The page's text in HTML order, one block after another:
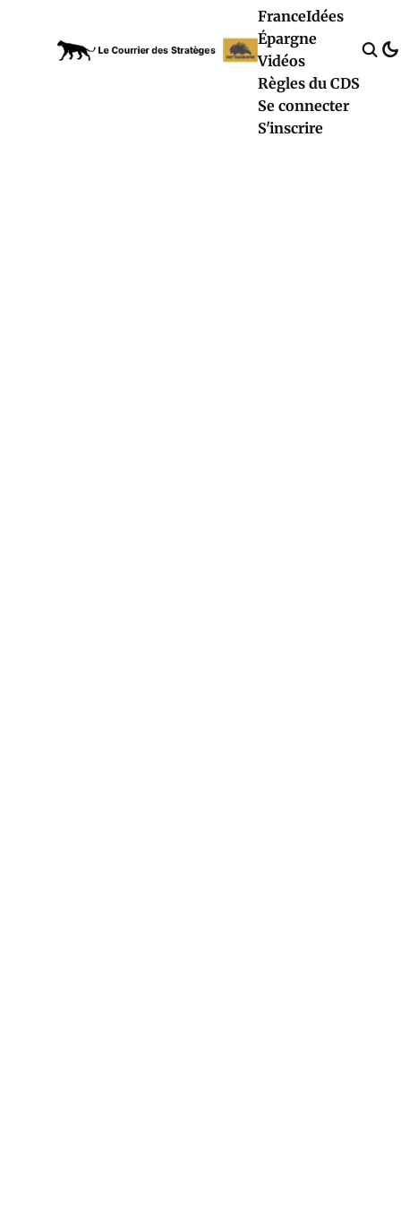
FranceIdées
Épargne
Vidéos
Règles du CDS
Se connecter
S'inscrire